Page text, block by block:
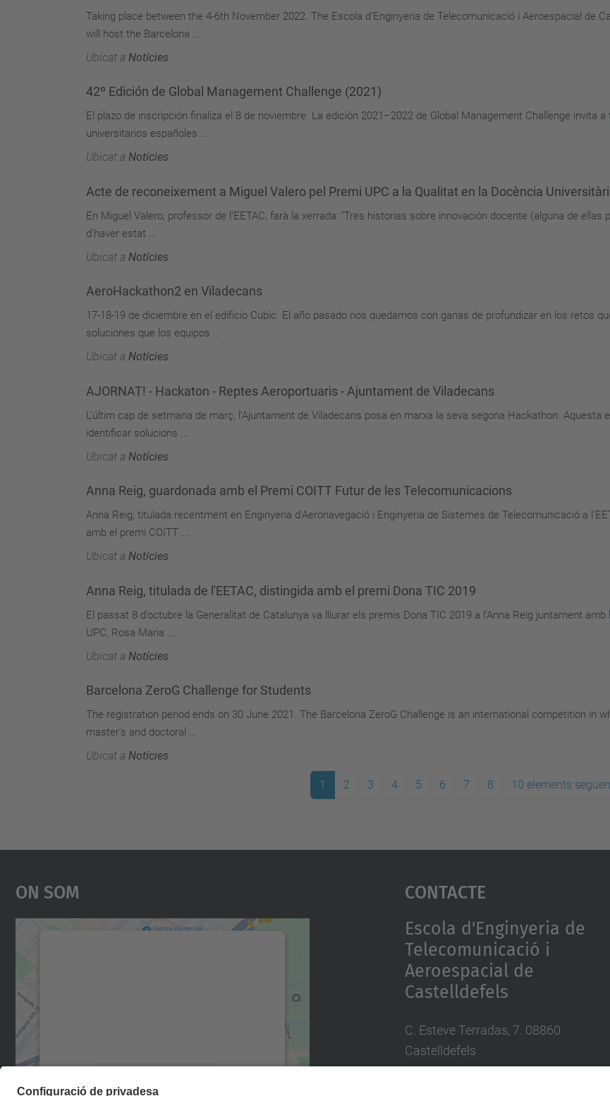
Taking place between the 4-6th November 2022. The Escola d’Enginyeria de Telecomunicació i Aeroespacial de
will host the Barcelona ...
Ubicat a Notícies
42º Edición de Global Management Challenge (2021)
El plazo de inscripción finaliza el 8 de noviembre. La edición 2021–2022 de Global Management Challenge invita
universitarios españoles ...
Ubicat a Notícies
Acte de reconeixement a Miguel Valero pel Premi UPC a la Qualitat en la Docència
En Miguel Valero, professor de l'EETAC, farà la xerrada: "Tres historias sobre innovación docente (alguna de ellas
d'haver estat ...
Ubicat a Notícies
AeroHackathon2 en Viladecans
17-18-19 de diciembre en el edificio Cubic. El año pasado nos quedamos con ganas de profundizar en los retos
soluciones que los equipos ...
Ubicat a Notícies
AJORNAT! - Hackaton - Reptes Aeroportuaris - Ajuntament de Viladecans
L’últim cap de setmana de març, l'Ajuntament de Viladecans posa en marxa la seva segona Hackathon. Aquesta
identificar solucions ...
Ubicat a Notícies
Anna Reig, guardonada amb el Premi COITT Futur de les Telecomunicacions
Anna Reig, titulada recentment en Enginyeria d'Aeronavegació i Enginyeria de Sistemes de Telecomunicació a
amb el premi COITT ...
Ubicat a Notícies
Anna Reig, titulada de l'EETAC, distingida amb el premi Dona TIC 2019
El passat 8 d’octubre la Generalitat de Catalunya va lliurar els premis Dona TIC 2019 a l'Anna Reig juntament
UPC, Rosa Maria ...
Ubicat a Notícies
Barcelona ZeroG Challenge for Students
The registration period ends on 30 June 2021. The Barcelona ZeroG Challenge is an international competition in
master’s and doctoral ...
Ubicat a Notícies
1 2 3 4 5 6 7 8 10 elements
On Som Contacte
Escola d'Enginyeria de
Telecomunicació i
Aeroespacial de
Castelldefels
C. Esteve Terradas, 7. 08860
Castelldefels